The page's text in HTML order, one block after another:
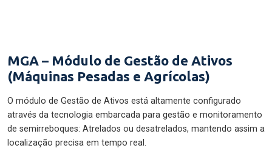
MGA – Módulo de Gestão de Ativos
(Máquinas Pesadas e Agrícolas)
O módulo de Gestão de Ativos está altamente configurado
através da tecnologia embarcada para gestão e monitoramento
de semirreboques: Atrelados ou desatrelados, mantendo assim a
localização precisa em tempo real.